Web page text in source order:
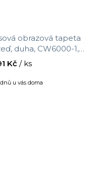
obrazová tapeta
duha, CW6000-1,
Walls, Decoprint,
2,12 x 2,8 m
dnů u vás doma
Kč / ks